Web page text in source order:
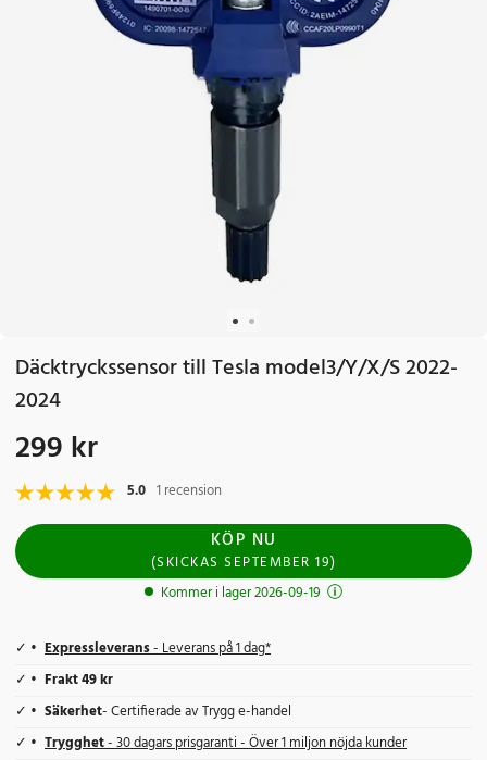
Däcktryckssensor till Tesla model3/Y/X/S 2022-
2024
Pris:299 kr
299 kr
5.0 1 recension
KÖP NU
(SKICKAS SEPTEMBER 19)
Kommer i lager 2026-09-19
Expressleverans- Leverans på 1 dag*
Frakt 49 kr
Säkerhet- Certifierade av Trygg e-handel
Trygghet- 30 dagars prisgaranti - Över 1 miljon nöjda kunder